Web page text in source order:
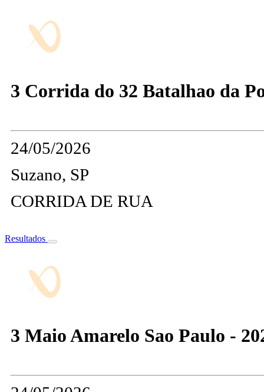
3 Corrida do 32 Batalhao da
24/05/2026
Suzano, SP
CORRIDA DE RUA
Resultados
3 Maio Amarelo Sao Paulo -